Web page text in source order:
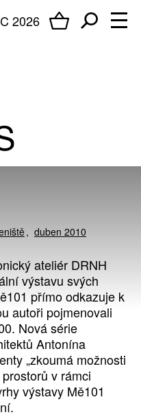
2026
duben 2010
ateliér DRNH
výstavu svých
přímo odkazuje k
autoři pojmenovali
Nová série
Antonína
„zkoumá možnosti
v rámci
výstavy Mě101